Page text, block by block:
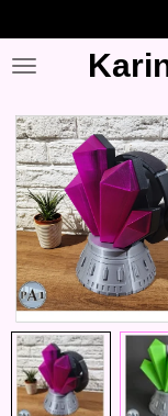
Hauptinhalt
springen